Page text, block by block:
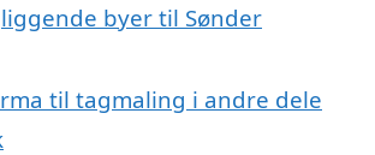
byer til Sønder
til tagmaling i andre dele